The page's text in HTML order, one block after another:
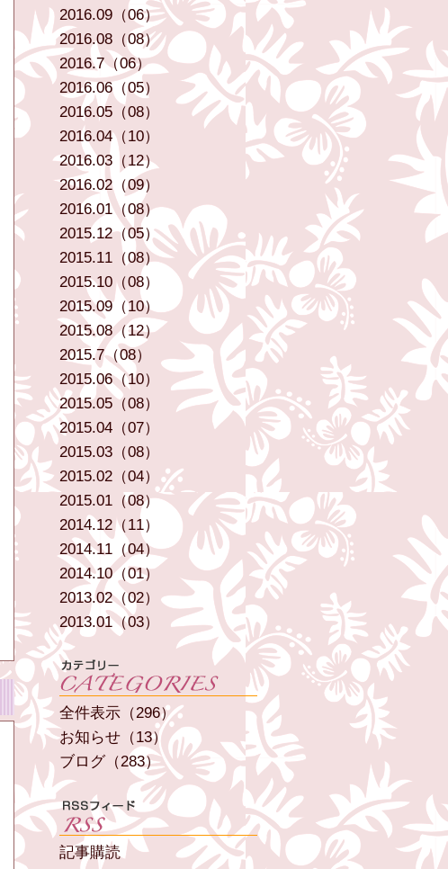
2016.09（06）
2016.08（08）
2016.7（06）
2016.06（05）
2016.05（08）
2016.04（10）
2016.03（12）
2016.02（09）
2016.01（08）
2015.12（05）
2015.11（08）
2015.10（08）
2015.09（10）
2015.08（12）
2015.7（08）
2015.06（10）
2015.05（08）
2015.04（07）
2015.03（08）
2015.02（04）
2015.01（08）
2014.12（11）
2014.11（04）
2014.10（01）
2013.02（02）
2013.01（03）
全件表示（296）
お知らせ（13）
ブログ（283）
記事購読